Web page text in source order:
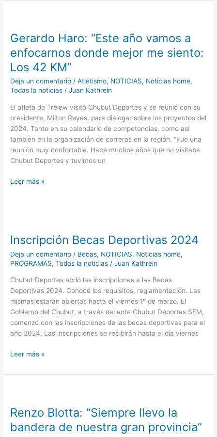
Gerardo Haro: “Este año vamos a
enfocarnos donde mejor me siento:
Los 42 KM”
Deja un comentario /Atletismo, NOTICIAS, Noticias home,
Todas la noticias /Juan Kathrein
El atleta de Trelew visitó Chubut Deportes y se reunió con su
presidente, Milton Reyes, para dialogar sobre los proyectos del
2024. Tanto en su calendario de competencias, como así
también en la organización de carreras en la región. “Fue una
reunión muy confortable. Hace muchos años que no visitaba
Chubut Deportes y tuvimos un
“Este
vamos
enfocarnos
donde
me
siento:
Los
42
KM”
Leer más »
Inscripción Becas Deportivas 2024
Deja un comentario / Becas, NOTICIAS, Noticias home,
PROGRAMAS,Todas la noticias /Juan Kathrein
Chubut Deportes abrió las inscripciones a las Becas
Deportivas 2024. Conocé los requisitos, reglamentación. Las
mismas estarán abiertas hasta el viernes 1º de marzo. El
Gobierno del Chubut, a través del ente Chubut Deportes SEM,
comenzó con las inscripciones de las becas deportivas para el
año 2024. Las inscripciones se recibirán hasta el día viernes
Deportivas
Leer más »
Renzo Blotta: “Siempre llevo la
bandera de nuestra gran provincia”
“Siempre
llevo
la